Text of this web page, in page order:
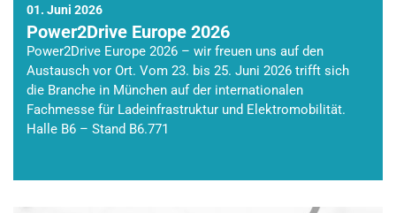
01. Juni 2026
Power2Drive Europe 2026
Power2Drive Europe 2026 – wir freuen uns auf den
Austausch vor Ort. Vom 23. bis 25. Juni 2026 trifft sich
die Branche in München auf der internationalen
Fachmesse für Ladeinfrastruktur und Elektromobilität.
Halle B6 – Stand B6.771